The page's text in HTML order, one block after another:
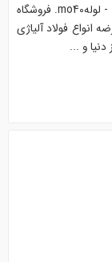
ورقmo40 - میلگردmo40 - فولادmo40 - تسمهmo40 - لولهmo40. فروشگاه
انواع فولاد آلیاژی
دنیا و ...